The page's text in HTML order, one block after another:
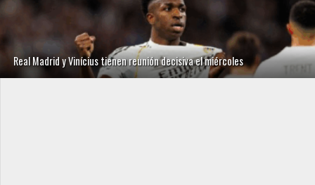
Real Madrid y Vinícius tienen reunión decisiva el miércoles